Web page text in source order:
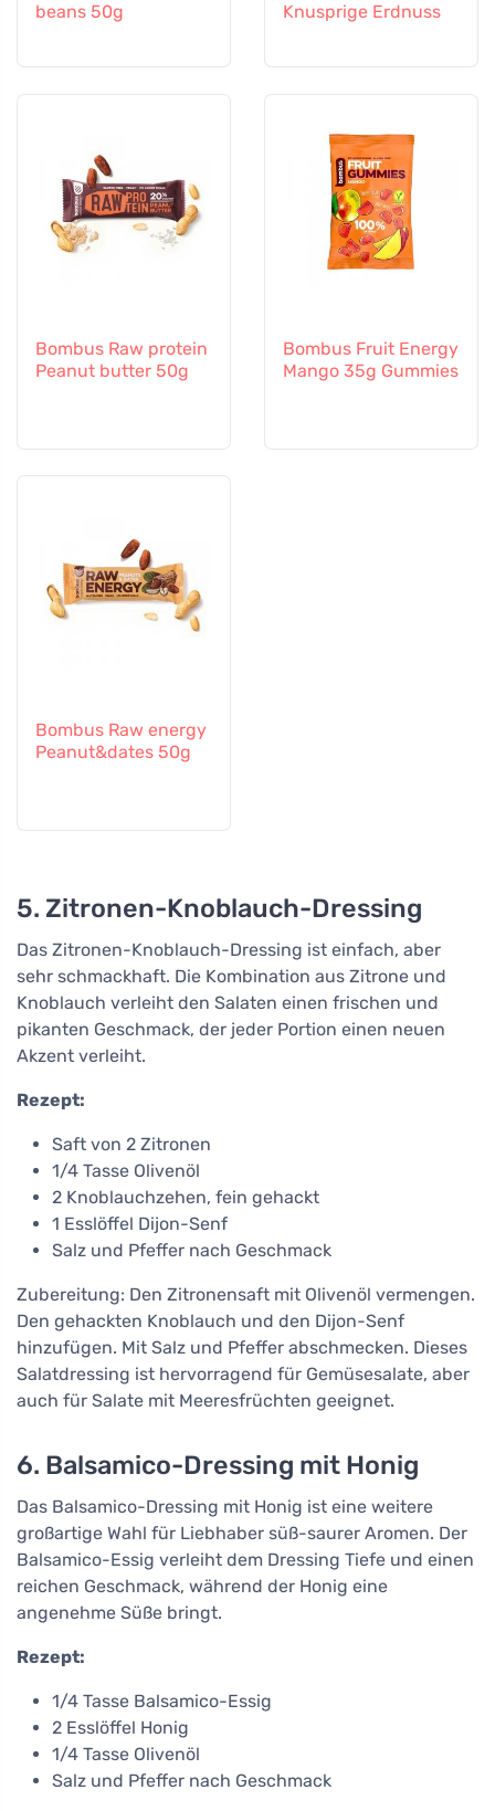
beans 50g Knusprige Erdnuss
Bombus Raw protein
Peanut butter 50g
Bombus Fruit Energy
Mango 35g Gummies
Bombus Raw energy
Peanut&dates 50g
5. Zitronen-Knoblauch-Dressing
Das Zitronen-Knoblauch-Dressing ist einfach, aber
sehr schmackhaft. Die Kombination aus Zitrone und
Knoblauch verleiht den Salaten einen frischen und
pikanten Geschmack, der jeder Portion einen neuen
Akzent verleiht.
Rezept:
Saft von 2 Zitronen
1/4 Tasse Olivenöl
2 Knoblauchzehen, fein gehackt
1 Esslöffel Dijon-Senf
Salz und Pfeffer nach Geschmack
Zubereitung: Den Zitronensaft mit Olivenöl vermengen.
Den gehackten Knoblauch und den Dijon-Senf
hinzufügen. Mit Salz und Pfeffer abschmecken. Dieses
Salatdressing ist hervorragend für Gemüsesalate, aber
auch für Salate mit Meeresfrüchten geeignet.
6. Balsamico-Dressing mit Honig
Das Balsamico-Dressing mit Honig ist eine weitere
großartige Wahl für Liebhaber süß-saurer Aromen. Der
Balsamico-Essig verleiht dem Dressing Tiefe und einen
reichen Geschmack, während der Honig eine
angenehme Süße bringt.
Rezept:
1/4 Tasse Balsamico-Essig
2 Esslöffel Honig
1/4 Tasse Olivenöl
Salz und Pfeffer nach Geschmack